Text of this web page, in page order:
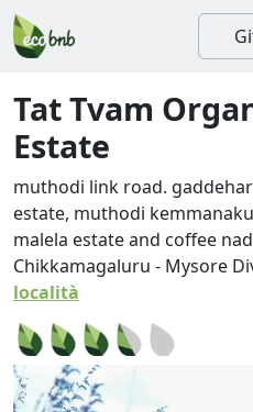
Tat Tvam
Estate
muthodi link road.
estate, muthodi
malela estate and coffee
Chikkamagaluru - Mysore
località